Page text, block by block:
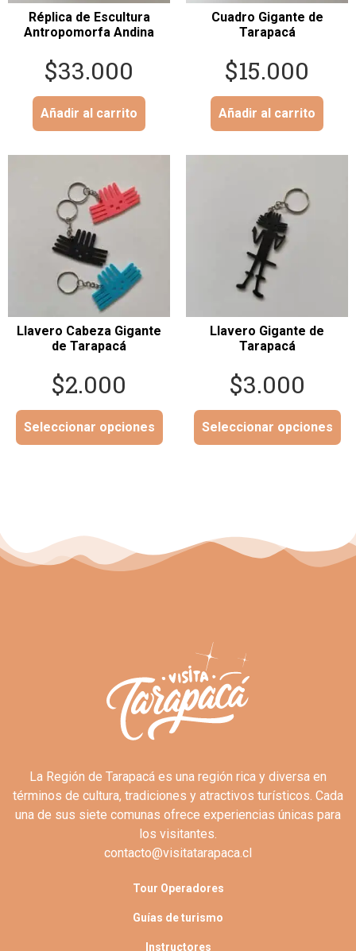
Réplica de Escultura
Antropomorfa Andina
$33.000
Añadir al carrito
Cuadro Gigante de
Tarapacá
$15.000
Añadir al carrito
Llavero Cabeza Gigante
de Tarapacá
$2.000
Seleccionar opciones
Llavero Gigante de
Tarapacá
$3.000
Seleccionar opciones
La Región de Tarapacá es una región rica y diversa en
términos de cultura, tradiciones y atractivos turísticos. Cada
una de sus siete comunas ofrece experiencias únicas para
los visitantes.
contacto@visitatarapaca.cl
Tour Operadores
Guías de turismo
Instructores